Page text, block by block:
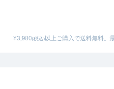
¥3,980(税込)以上ご購入で送料無料。